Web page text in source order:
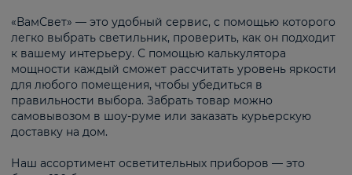
«ВамСвет» — это удобный сервис, с помощью которого
легко выбрать светильник, проверить, как он подходит
к вашему интерьеру. С помощью калькулятора
мощности каждый сможет рассчитать уровень яркости
для любого помещения, чтобы убедиться в
правильности выбора. Забрать товар можно
самовывозом в шоу-руме или заказать курьерскую
доставку на дом.
Наш ассортимент осветительных приборов — это